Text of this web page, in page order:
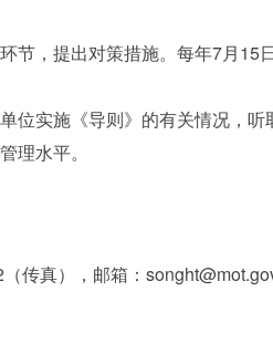
，提出对策措施。每年7月15
实施《导则》的有关情况，听
理水平。
真），邮箱：